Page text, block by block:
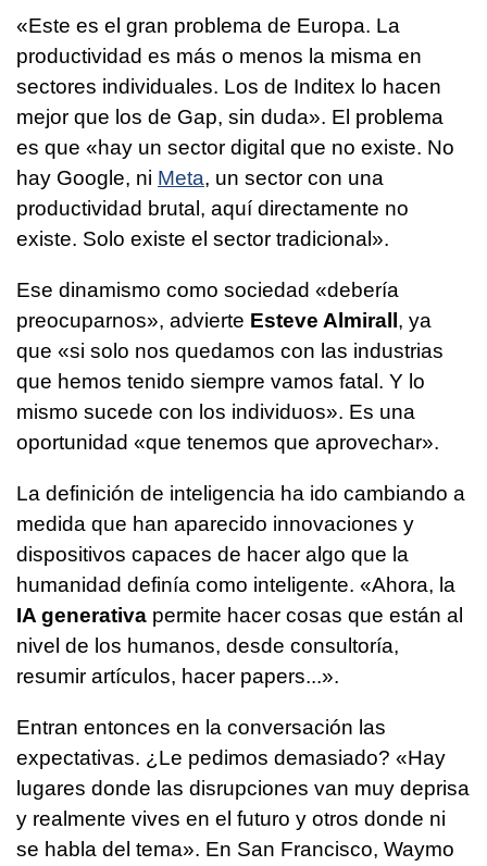
«Este es el gran problema de Europa. La
productividad es más o menos la misma en
sectores individuales. Los de Inditex lo hacen
mejor que los de Gap, sin duda». El problema
es que «hay un sector digital que no existe. No
hay Google, ni Meta, un sector con una
productividad brutal, aquí directamente no
existe. Solo existe el sector tradicional».
Ese dinamismo como sociedad «debería
preocuparnos», advierte Esteve Almirall, ya
que «si solo nos quedamos con las industrias
que hemos tenido siempre vamos fatal. Y lo
mismo sucede con los individuos». Es una
oportunidad «que tenemos que aprovechar».
La definición de inteligencia ha ido cambiando a
medida que han aparecido innovaciones y
dispositivos capaces de hacer algo que la
humanidad definía como inteligente. «Ahora, la
IA generativa permite hacer cosas que están al
nivel de los humanos, desde consultoría,
resumir artículos, hacer papers...».
Entran entonces en la conversación las
expectativas. ¿Le pedimos demasiado? «Hay
lugares donde las disrupciones van muy deprisa
y realmente vives en el futuro y otros donde ni
se habla del tema». En San Francisco, Waymo